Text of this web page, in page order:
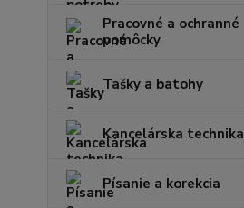
Pracovné a ochranné
pomôcky
Tašky a batohy
Kancelárska technika
Písanie a korekcia